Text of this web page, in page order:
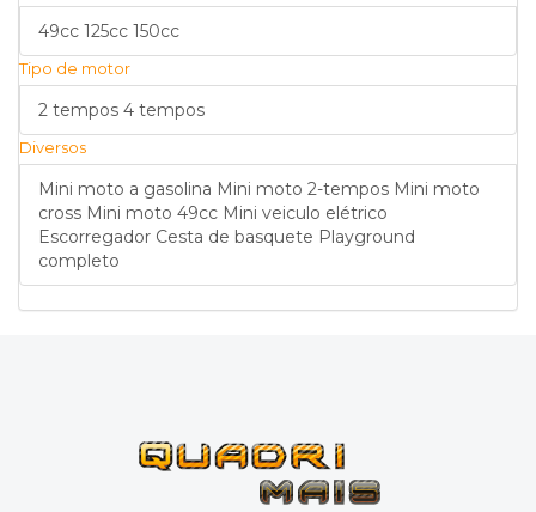
49cc 125cc 150cc
Tipo de motor
2 tempos 4 tempos
Diversos
Mini moto a gasolina Mini moto 2-tempos Mini moto
cross Mini moto 49cc Mini veiculo elétrico
Escorregador Cesta de basquete Playground
completo